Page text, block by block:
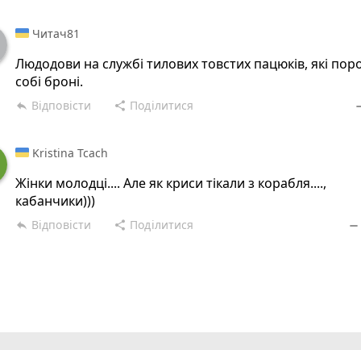
Читач81
Людодови на службі тилових товстих пацюків, які
собі броні.
reply Відповісти share Поділитися
Kristina Tcach
Жінки молодці.... Але як криси тікали з корабля....,
кабанчики)))
reply Відповісти share Поділитися remove